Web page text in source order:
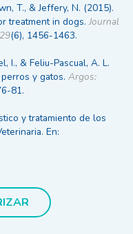
T., & Jeffery, N. (2015).
treatment in dogs.Journal
29(6), 1456-1463.
I., & Feliu-Pascual, A. L.
y gatos. Argos:
81.
y tratamiento de los
En: